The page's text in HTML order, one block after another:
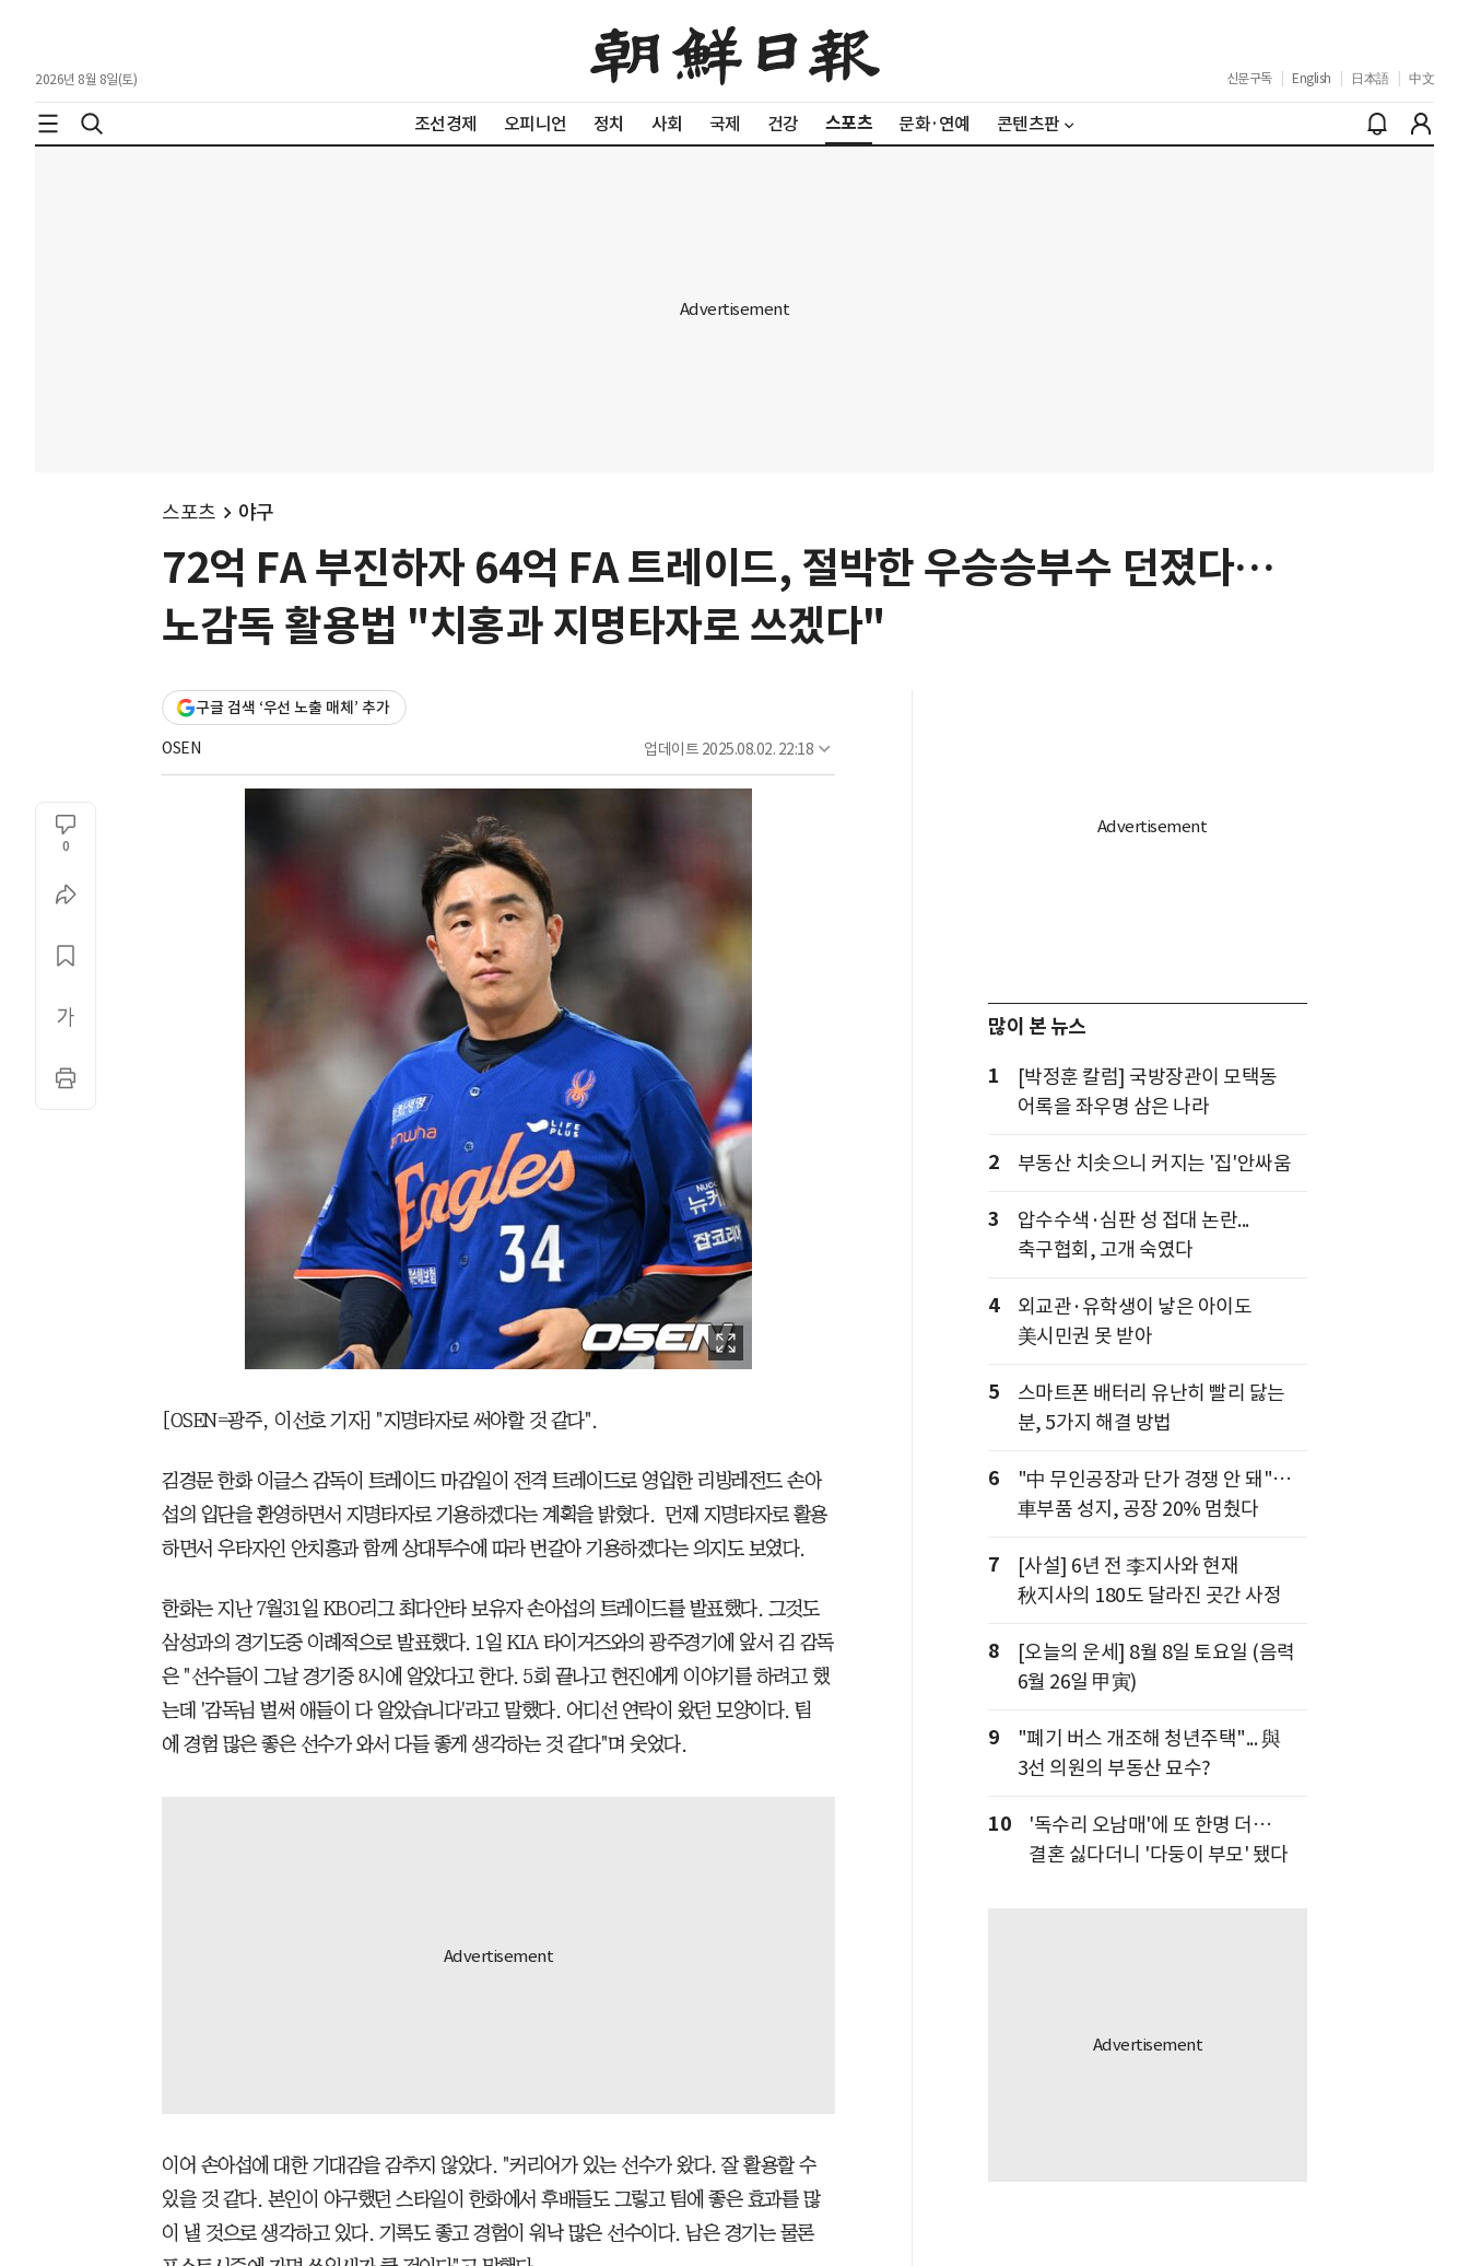
2026년 8월 8일(토) 신문구독 English 日本語 中文
조선경제 오피니언 정치 사회 국제 건강 스포츠 문화·연예 콘텐츠판
스포츠 야구
72억 FA 부진하자 64억 FA 트레이드, 절박한 우승승부수 던졌다…
노감독 활용법 "치홍과 지명타자로 쓰겠다"
구글 검색 ‘우선 노출 매체’ 추가
OSEN 업데이트 2025.08.02. 22:18
0
[OSEN=광주, 이선호 기자] "지명타자로 써야할 것 같다".
김경문 한화 이글스 감독이 트레이드 마감일이 전격 트레이드로 영입한 리빙레전드 손아
섭의 입단을 환영하면서 지명타자로 기용하겠다는 계획을 밝혔다. 먼제 지명타자로 활용
하면서 우타자인 안치홍과 함께 상대투수에 따라 번갈아 기용하겠다는 의지도 보였다.
한화는 지난 7월31일 KBO리그 최다안타 보유자 손아섭의 트레이드를 발표했다. 그것도
삼성과의 경기도중 이례적으로 발표했다. 1일 KIA 타이거즈와의 광주경기에 앞서 김 감독
은 "선수들이 그날 경기중 8시에 알았다고 한다. 5회 끝나고 현진에게 이야기를 하려고 했
는데 '감독님 벌써 애들이 다 알았습니다'라고 말했다. 어디선 연락이 왔던 모양이다. 팀
에 경험 많은 좋은 선수가 와서 다들 좋게 생각하는 것 같다"며 웃었다.
이어 손아섭에 대한 기대감을 감추지 않았다. "커리어가 있는 선수가 왔다. 잘 활용할 수
있을 것 같다. 본인이 야구했던 스타일이 한화에서 후배들도 그렇고 팀에 좋은 효과를 많
이 낼 것으로 생각하고 있다. 기록도 좋고 경험이 워낙 많은 선수이다. 남은 경기는 물론
많이 본 뉴스
1
[박정훈 칼럼] 국방장관이 모택동
어록을 좌우명 삼은 나라
2 부동산 치솟으니 커지는 '집'안싸움
3
압수수색·심판 성 접대 논란...
축구협회, 고개 숙였다
4
외교관·유학생이 낳은 아이도
美시민권 못 받아
5
스마트폰 배터리 유난히 빨리 닳는
분, 5가지 해결 방법
6
"中 무인공장과 단가 경쟁 안 돼"…
車부품 성지, 공장 20% 멈췄다
7
[사설] 6년 전 李지사와 현재
秋지사의 180도 달라진 곳간 사정
8
[오늘의 운세] 8월 8일 토요일 (음력
6월 26일 甲寅)
9
"폐기 버스 개조해 청년주택"... 與
3선 의원의 부동산 묘수?
10
'독수리 오남매'에 또 한명 더…
결혼 싫다더니 '다둥이 부모' 됐다